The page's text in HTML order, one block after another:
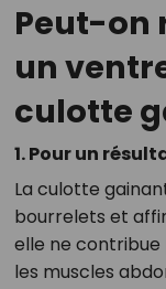
Peut-on
un
culotte
1. Pour un
La culotte
bourrelets et
elle ne contribue
les muscles